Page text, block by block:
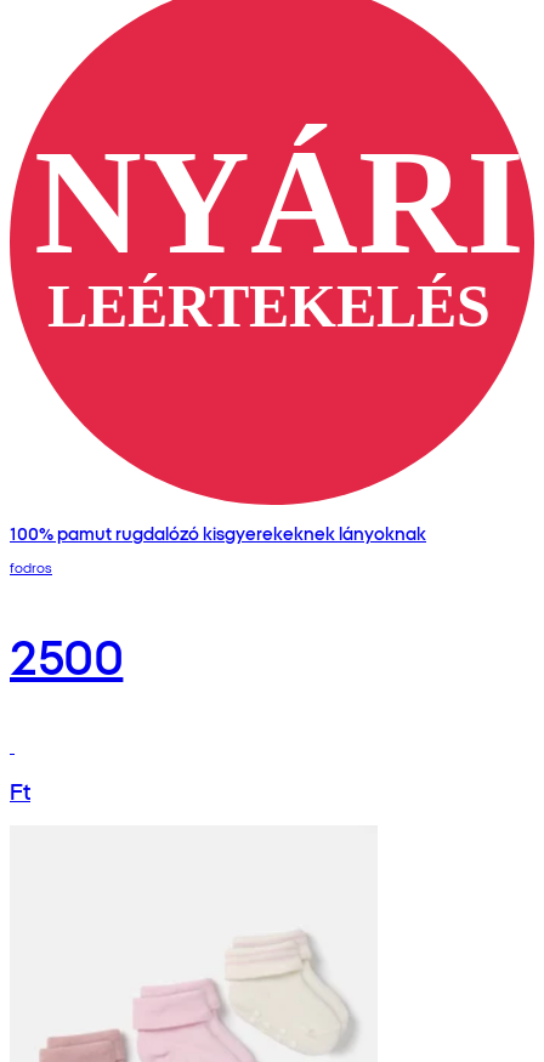
100% pamut rugdalózó kisgyerekeknek lányoknak
fodros
2500
Ft